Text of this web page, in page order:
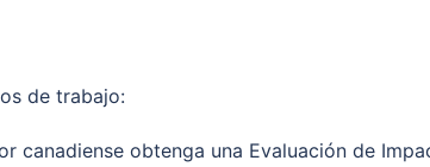
de trabajo:
canadiense obtenga una Evaluación de